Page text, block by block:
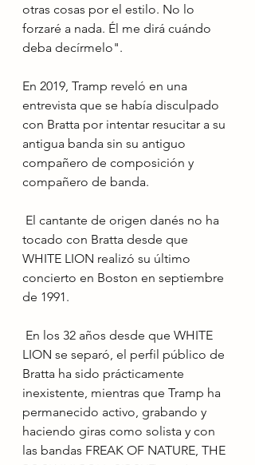
otras cosas por el estilo. No lo
forzaré a nada. Él me dirá cuándo
deba decírmelo".
En 2019, Tramp reveló en una
entrevista que se había disculpado
con Bratta por intentar resucitar a su
antigua banda sin su antiguo
compañero de composición y
compañero de banda.
tocado con Bratta desde que
WHITE LION realizó su último
concierto en Boston en septiembre
de 1991.
LION se separó, el perfil público de
Bratta ha sido prácticamente
inexistente, mientras que Tramp ha
permanecido activo, grabando y
haciendo giras como solista y con
las bandas FREAK OF NATURE, THE